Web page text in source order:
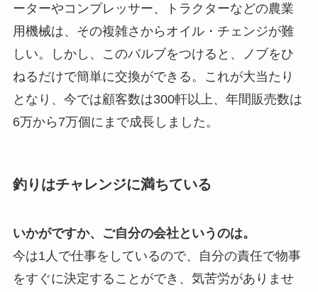
ーターやコンプレッサー、トラクターなどの農業
用機械は、その複雑さからオイル・チェンジが難
しい。しかし、このバルブをつけると、ノブをひ
ねるだけで簡単に交換ができる。これが大当たり
となり、今では顧客数は300軒以上、年間販売数は
6万から7万個にまで成長しました。
釣りはチャレンジに満ちている
いかがですか、ご自分の会社というのは。
今は1人で仕事をしているので、自分の責任で物事
をすぐに決定することができ、気苦労がありませ